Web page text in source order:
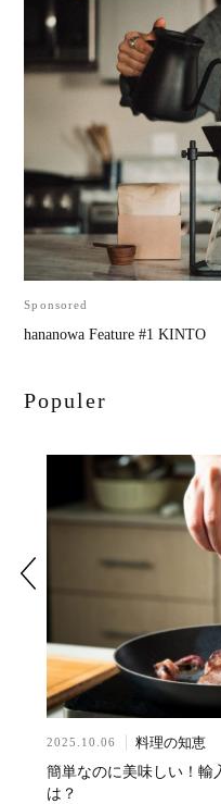
Sponsored
hananowa Feature #1 KINTO
Populer
2025.10.06
料理の知恵
簡単なのに美味しい！輸
は？